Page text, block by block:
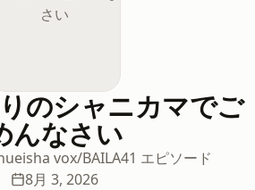
のシャニカマでご
んなさい
vox/BAILA41 エピソード
8月 3, 2026